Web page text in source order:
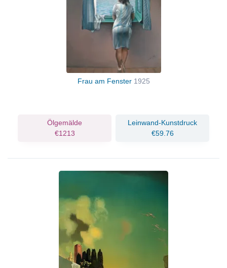
Frau am Fenster 1925
Ölgemälde
€1213
Leinwand-Kunstdruck
€59.76